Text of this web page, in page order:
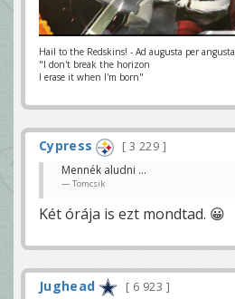
Hail to the Redskins! - Ad augusta per angusta
"I don't break the horizon
I erase it when I'm born"
Cypress
3 229
Mennék aludni ...
Tomcsik
Két órája is ezt mondtad. 😀
Jughead 6 923